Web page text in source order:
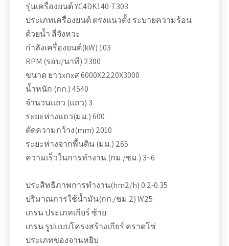
รุ่นเครื่องยนต์ YC4DK140-T303
ประเภทเครื่องยนต์ ตรงแนวตั้ง ระบายความร้อน
ด้วยน้ำ สี่จังหวะ
กำลังเครื่องยนต์(kW) 103
RPM (รอบ/นาที) 2300
ขนาด ยาวxกxส 6000X2220X3000
น้ำหนัก (กก.) 4540
จำนวนแถว (แถว) 3
ระยะห่างแถว(มม.) 600
ตัดความกว้าง(mm) 2010
ระยะห่างจากพื้นดิน (มม.) 265
ความเร็วในการทำงาน (กม./ชม.) 3~6
ประสิทธิภาพการทำงาน(hm2/h) 0.2-0.35
ปริมาณการใช้น้ำมัน(กก./ชม.2) W25
เกรน ประเภทเกียร์ ซ้าย
เกรน รูปแบบโครงสร้างเกียร์ คราดโซ่
ประเภทของจานหยิบ